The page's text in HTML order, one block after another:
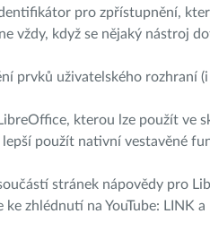
pro zpřístupnění,
vždy, když se nějaký nástroj
prvků uživatelského rozhraní
kterou lze použít ve
použít nativní vestavěné
stránek nápovědy pro
zhlédnutí na YouTube: LINK a